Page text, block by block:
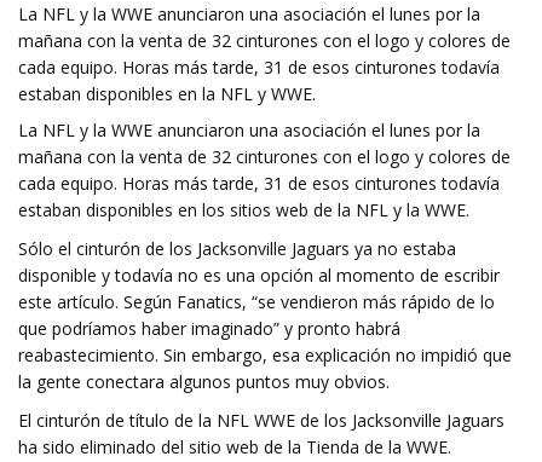
La NFL y la WWE anunciaron una asociación el lunes por la
mañana con la venta de 32 cinturones con el logo y colores de
cada equipo. Horas más tarde, 31 de esos cinturones todavía
estaban disponibles en la NFL y WWE.
La NFL y la WWE anunciaron una asociación el lunes por la
mañana con la venta de 32 cinturones con el logo y colores de
cada equipo. Horas más tarde, 31 de esos cinturones todavía
estaban disponibles en los sitios web de la NFL y la WWE.
Sólo el cinturón de los Jacksonville Jaguars ya no estaba
disponible y todavía no es una opción al momento de escribir
este artículo. Según Fanatics, “se vendieron más rápido de lo
que podríamos haber imaginado” y pronto habrá
reabastecimiento. Sin embargo, esa explicación no impidió que
la gente conectara algunos puntos muy obvios.
El cinturón de título de la NFL WWE de los Jacksonville Jaguars
ha sido eliminado del sitio web de la Tienda de la WWE.